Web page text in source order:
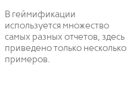
В геймификации
используется множество
самых разных отчетов, здесь
приведено только несколько
примеров.